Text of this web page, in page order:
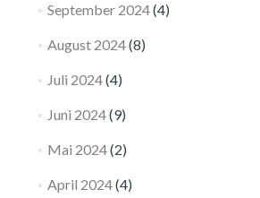
September 2024(4)
August 2024(8)
Juli 2024(4)
Juni 2024(9)
Mai 2024(2)
April 2024(4)